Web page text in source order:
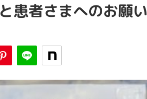
患者さまへのお願い